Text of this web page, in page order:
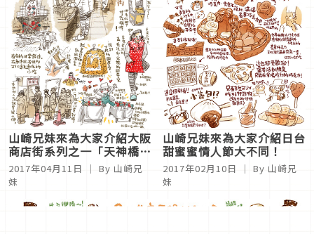
山崎兄妹來為大家介紹大阪
商店街系列之一「天神橋筋
商店街」
2017年04月11日
｜ By 山崎兄
妹
山崎兄妹來為大家介紹日台
甜蜜蜜情人節大不同！
2017年02月10日
｜ By 山崎兄
妹